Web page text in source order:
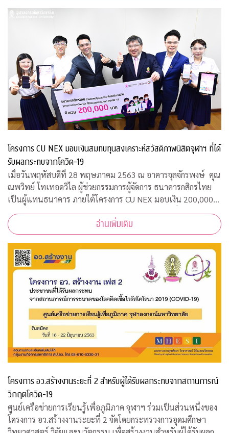
โครงการ CU NEX มอบเงินสมทบทุนสงเคราะห์สวัสดิภาพนิสิตจุฬาฯ ที่ได้
รับผลกระทบจากโควิด-19
เมื่อวันพฤหัสบดีที่ 28 พฤษภาคม 2563 ณ อาคารจุลจักรพงษ์ คุณ
ณพวิทย์ โทเทอดวิไล ผู้ช่วยกรรมการผู้จัดการ ธนาคารกสิกรไทย
เป็นผู้แทนธนาคาร ภายใต้โครงการ CU NEX มอบเงิน 200,000
บาท ร่วมสมทบทุนสงเคราะห์สวัสดิภาพนิสิตจุฬาฯ ที่ได้รับผลกระ
ทบจากการแพร่ระบาดของเชื้อไอ่านเพิ่มเติม
โครงการ อว.สร้างงานระยะที่ 2 สำหรับผู้ได้รับผลกระทบจากสถานการณ์
วิกฤตโควิด-19
ศูนย์เครือข่ายการเรียนรู้เพื่อภูมิภาค จุฬาฯ ร่วมเป็นส่วนหนึ่งของ
โครงการ อว.สร้างงานระยะที่ 2 จัดโดยกระทรวงการอุดมศึกษา